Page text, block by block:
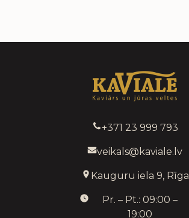
+371 23 999 793
veikals@kaviale.lv
Kauguru iela 9, Rīga
Pr. – Pt.: 09:00 –
19:00